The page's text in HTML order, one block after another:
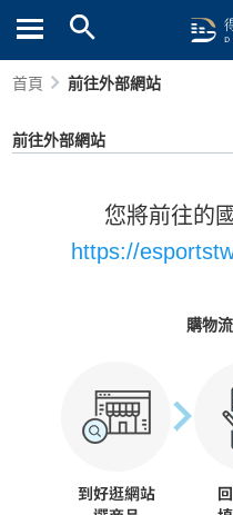
首頁 前往外部網站
前往外部網站
您將前往的
https://
購物